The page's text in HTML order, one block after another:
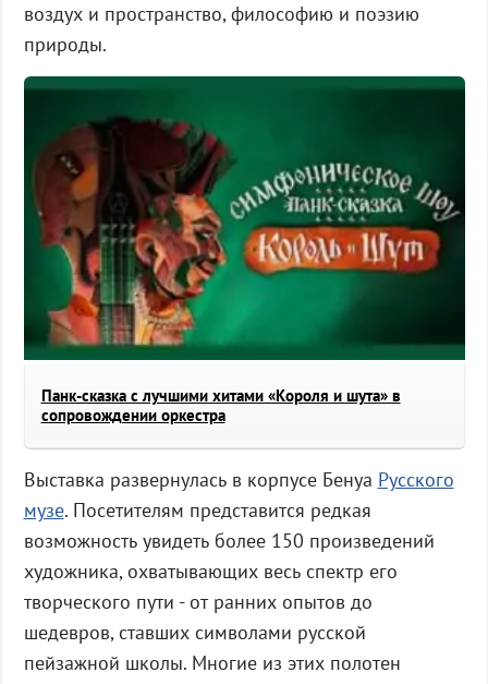
воздух и пространство, философию и поэзию
природы.
Панк-сказка с лучшими хитами «Короля и шута» в
сопровождении оркестра
Выставка развернулась в корпусе Бенуа Русского
музе. Посетителям представится редкая
возможность увидеть более 150 произведений
художника, охватывающих весь спектр его
творческого пути - от ранних опытов до
шедевров, ставших символами русской
пейзажной школы. Многие из этих полотен